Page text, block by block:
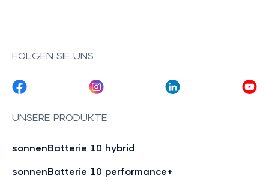
FOLGEN SIE UNS
UNSERE PRODUKTE
sonnenBatterie 10 hybrid
sonnenBatterie 10 performance+